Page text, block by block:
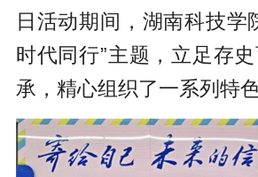
日活动期间，湖南科技学
时代同行”主题，立足存
承，精心组织了一系列特